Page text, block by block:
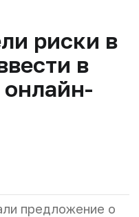
риски в
в
предложение о